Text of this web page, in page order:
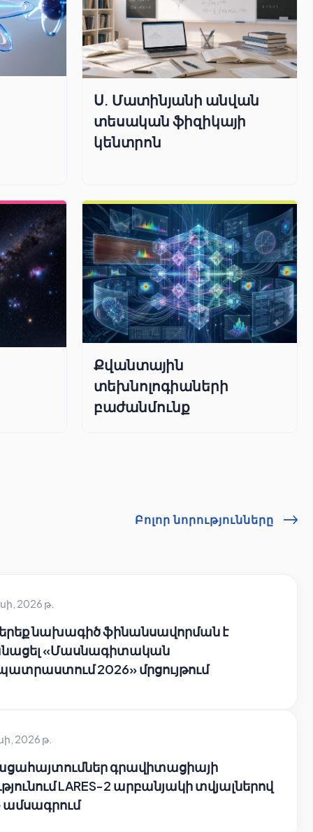
Ս. Մատինյանի անվան
տեսական ֆիզիկայի
կենտրոն
Քվանտային
տեխնոլոգիաների
բաժանմունք
Բոլոր նորությունները
2026 թ.
նախագիծ ֆինանսավորման է
«Մասնագիտական
2026» մրցույթում
2026 թ.
գրավիտացիայի
LARES-2 արբանյակի տվյալներով
ամսագրում